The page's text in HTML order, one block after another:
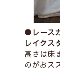
●レース
レイクス
高さは床
のがおス